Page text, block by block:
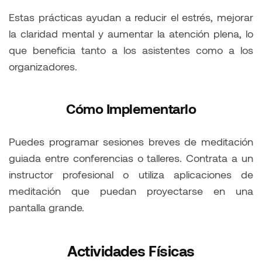
Estas prácticas ayudan a reducir el estrés, mejorar
la claridad mental y aumentar la atención plena, lo
que beneficia tanto a los asistentes como a los
organizadores.
Cómo Implementarlo
Puedes programar sesiones breves de meditación
guiada entre conferencias o talleres. Contrata a un
instructor profesional o utiliza aplicaciones de
meditación que puedan proyectarse en una
pantalla grande.
Actividades Físicas